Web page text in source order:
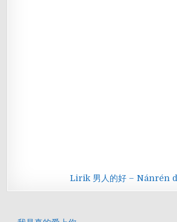
Lirik 男人的好 – Nánrén